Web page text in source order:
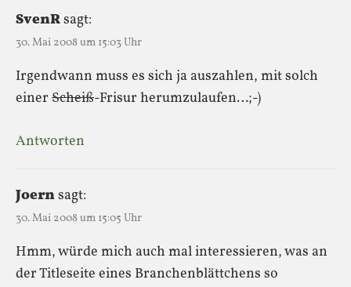
SvenRsagt:
30. Mai 2008 um 15:03 Uhr
Irgendwann muss es sich ja auszahlen, mit solch
einer Scheiß-Frisur herumzulaufen…;-)
Antworten
Joernsagt:
30. Mai 2008 um 15:05 Uhr
Hmm, würde mich auch mal interessieren, was an
der Titleseite eines Branchenblättchens so